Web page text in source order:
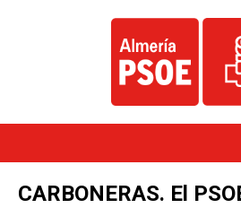
CARBONERAS. El